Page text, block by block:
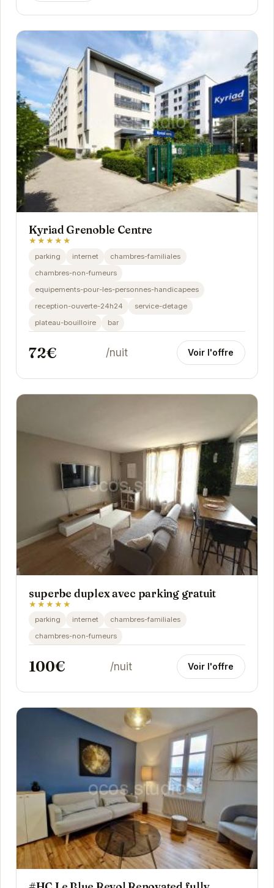
Kyriad Grenoble Centre
★★★★★
parking internet
chambres-familiales
chambres-non-fumeurs
equipements-pour-les-personnes-handicapees
reception-ouverte-24h24
service-detage
plateau-bouilloire
bar
72€ /nuit Voir l'offre
superbe duplex avec parking gratuit
★★★★★
parking internet
chambres-familiales
chambres-non-fumeurs
100€ /nuit Voir l'offre